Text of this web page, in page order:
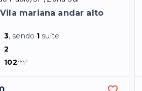
mariana andar alto
3, sendo 1 suíte
2
102m²